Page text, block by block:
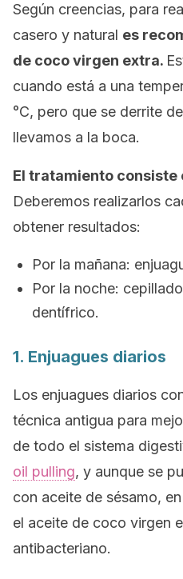
Según creencias, para
casero y natural es
de coco virgen extra.
cuando está a una
°C, pero que se derrite
llevamos a la boca.
El tratamiento consiste
Deberemos realizarlos
obtener resultados:
Por la mañana:
Por la noche:
dentífrico.
1. Enjuagues diarios
Los enjuagues diarios
técnica antigua para
de todo el sistema
oil pulling, y aunque se
con aceite de sésamo,
el aceite de coco virgen
antibacteriano.